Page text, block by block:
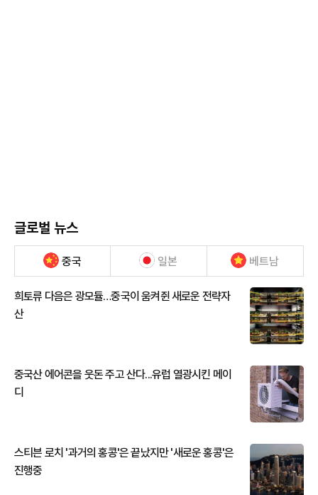
글로벌 뉴스
중국 일본 베트남
희토류 다음은 광모듈…중국이 움켜쥔 새로운 전략자
산
중국산 에어콘을 웃돈 주고 산다...유럽 열광시킨 메이
디
스티븐 로치 '과거의 홍콩'은 끝났지만 '새로운 홍콩'은
진행중